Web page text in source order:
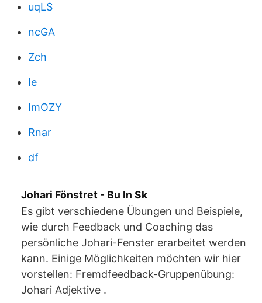
uqLS
ncGA
Zch
Ie
ImOZY
Rnar
df
Johari Fönstret - Bu In Sk
Es gibt verschiedene Übungen und Beispiele,
wie durch Feedback und Coaching das
persönliche Johari-Fenster erarbeitet werden
kann. Einige Möglichkeiten möchten wir hier
vorstellen: Fremdfeedback-Gruppenübung:
Johari Adjektive .